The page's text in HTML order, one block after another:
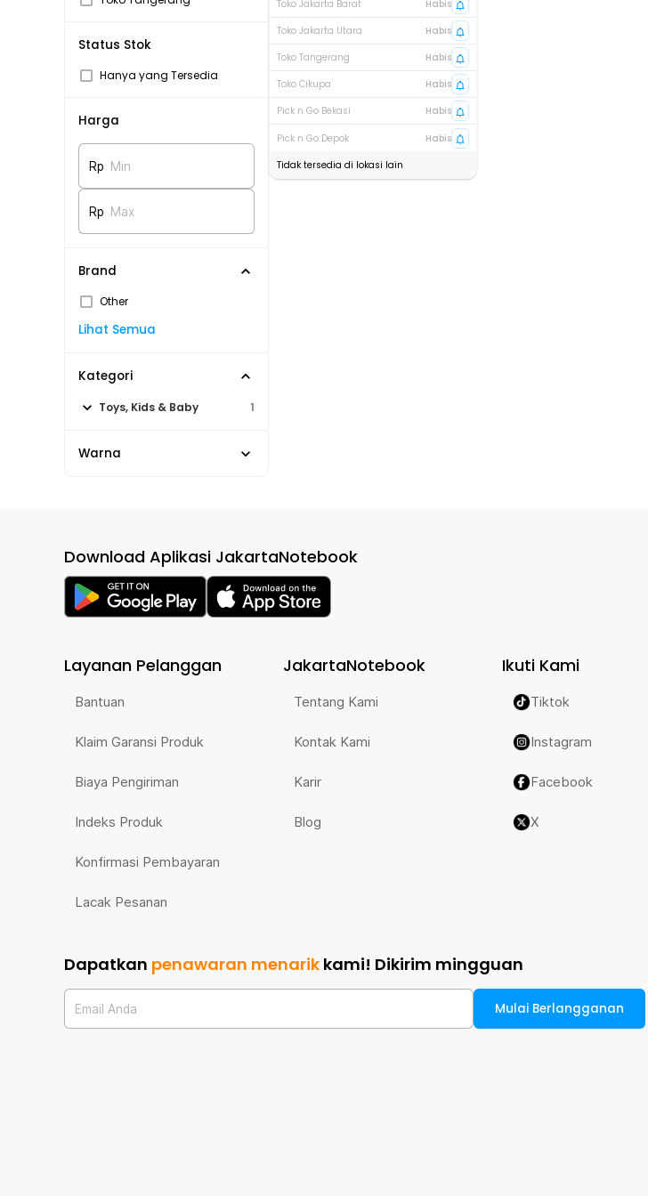
Status Stok
Hanya yang Tersedia
Harga
Rp Min
Rp Max
Brand
Other
Lihat Semua
Kategori
Toys, Kids & Baby 1
Warna
Toko Jakarta Barat
Habis
Toko Jakarta Utara
Habis
Toko Tangerang
Habis
Toko Cikupa
Habis
Pick n Go Bekasi
Habis
Pick n Go Depok
Habis
Tidak tersedia di lokasi lain
Download Aplikasi JakartaNotebook
Layanan Pelanggan
Bantuan
Klaim Garansi Produk
Biaya Pengiriman
Indeks Produk
Konfirmasi Pembayaran
Lacak Pesanan
JakartaNotebook
Tentang Kami
Kontak Kami
Karir
Blog
Ikuti Kami
Tiktok
Instagram
Facebook
X
Dapatkan penawaran menarik kami! Dikirim mingguan
Email Anda Mulai Berlangganan